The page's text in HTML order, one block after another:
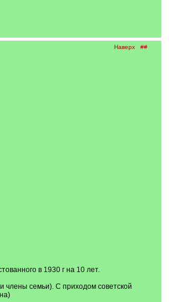
Наверх ##
в 1930 г на 10 лет.
члены семьи). С приходом советской